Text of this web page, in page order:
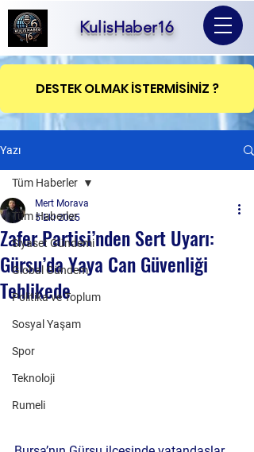
KulisHaber16
DESTEK OLMAK İSTERMİSİNİZ ?
Yazı
Tüm Haberler
Siyaset Gündemi
Global Gündem
Politika ve Toplum
Sosyal Yaşam
Spor
Teknoloji
Rumeli
Tüm Haberler
Zafer Partisi’nden Sert Uyarı:
Gürsu’da Yaya Can Güvenliği
Tehlikede
Mert Morava
5 Eki 2025